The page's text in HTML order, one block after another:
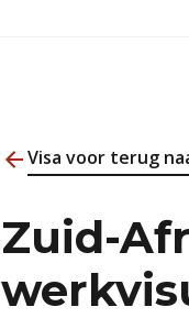
Visa voor terug
Zuid-